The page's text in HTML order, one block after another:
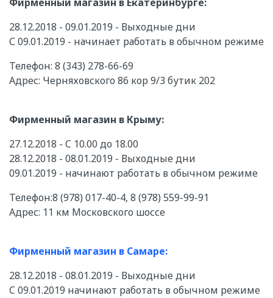
28.12.2018 - 09.01.2019 - Выходные дни
С 09.01.2019 - начинает работать в обычном режиме
Телефон: 8 (343) 278-66-69
Адрес: Черняховского 86 кор 9/3 бутик 202
Фирменный магазин в Крыму:
27.12.2018 - C 10.00 до 18.00
28.12.2018 - 08.01.2019 - Выходные дни
09.01.2019 - начинают работать в обычном режиме
Телефон:8 (978) 017-40-4, 8 (978) 559-99-91
Адрес: 11 км Московского шоссе
Фирменный магазин в Самаре:
28.12.2018 - 08.01.2019 - Выходные дни
C 09.01.2019 начинают работать в обычном режиме